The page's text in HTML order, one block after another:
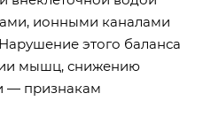
ионными каналами
этого баланса
мышц, снижению
— признакам